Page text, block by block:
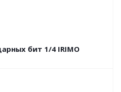
бит 1/4 IRIMO